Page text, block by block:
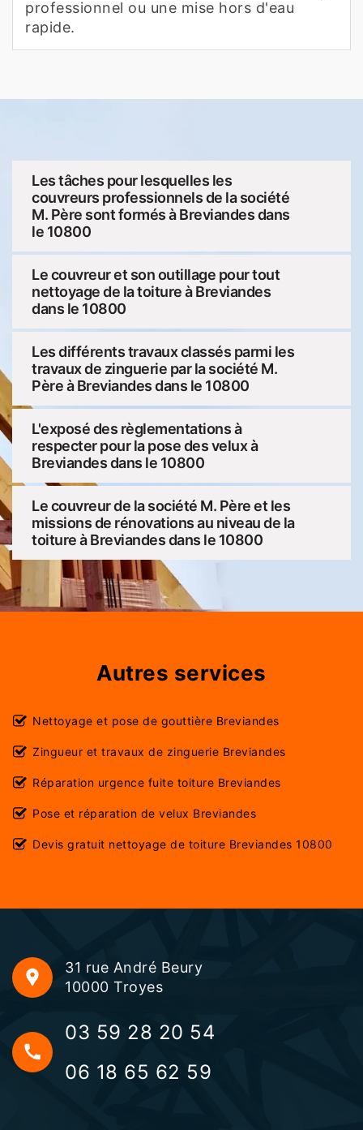
professionnel ou une mise hors d'eau
rapide.
Les tâches pour lesquelles les
couvreurs professionnels de la société
M. Père sont formés à Breviandes dans
le 10800
Le couvreur et son outillage pour tout
nettoyage de la toiture à Breviandes
dans le 10800
Les différents travaux classés parmi les
travaux de zinguerie par la société M.
Père à Breviandes dans le 10800
L'exposé des règlementations à
respecter pour la pose des velux à
Breviandes dans le 10800
Le couvreur de la société M. Père et les
missions de rénovations au niveau de la
toiture à Breviandes dans le 10800
Autres services
Nettoyage et pose de gouttière Breviandes
Zingueur et travaux de zinguerie Breviandes
Réparation urgence fuite toiture Breviandes
Pose et réparation de velux Breviandes
Devis gratuit nettoyage de toiture Breviandes 10800
31 rue André Beury
10000 Troyes
03 59 28 20 54
06 18 65 62 59